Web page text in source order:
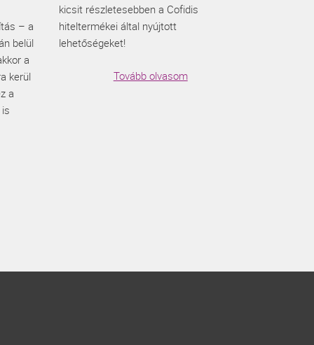
– a
belül
a
kerül
a
kicsit részletesebben a Cofidis
hiteltermékei által nyújtott
lehetőségeket!
Tovább olvasom